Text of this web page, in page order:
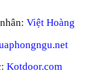
Việt Hoàng
Kotdoor.com